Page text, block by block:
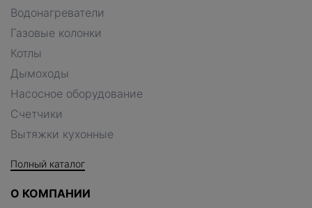
Водонагреватели
Газовые колонки
Котлы
Дымоходы
Насосное оборудование
Счетчики
Вытяжки кухонные
Полный каталог
О КОМПАНИИ